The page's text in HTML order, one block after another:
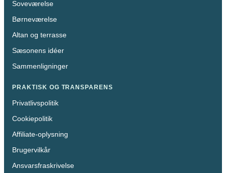
Soveværelse
Børneværelse
Altan og terrasse
Sæsonens idéer
Sammenligninger
PRAKTISK OG TRANSPARENS
Privatlivspolitik
Cookiepolitik
Affiliate-oplysning
Brugervilkår
Ansvarsfraskrivelse